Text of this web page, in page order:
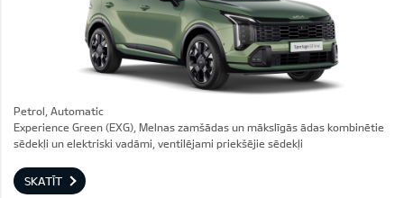
Petrol, Automatic
Experience Green (EXG), Melnas zamšādas un mākslīgās ādas kombinētie
sēdekļi un elektriski vadāmi, ventilējami priekšējie sēdekļi
SKATĪT